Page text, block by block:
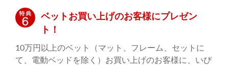
ベットお買い上げのお客様にプレゼン
ト！
10万円以上のベット（マット、フレーム、セットに
て、電動ベッドを除く）お買い上げのお客様に、いび